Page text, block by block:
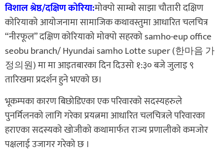
विशाल श्रेष्ठ/दक्षिण कोरिया:मोक्पो साम्बो साझा चौतारी दक्षिण
कोरियाको आयोजनामा सामाजिक कथावस्तुमा आधारित चलचित्र
“नीरफूल” दक्षिण कोरियाको मोक्पो सहरको samho-eup office
seobu branch/ Hyundai samho Lotte super (한마음 가
정의원) मा मा आइतबारका दिन दिउसो १:३० बजे जुलाइ ९
तारिखमा प्रदर्शन हुने भएको छ।
भूकम्पका कारण बिछोडिएका एक परिवारको सदस्यहरुले
पुनर्मिलनको लागि गरेका प्रयत्नमा आधारित चलचित्रले परिवारका
हराएका सदस्यको खोजीको कथामार्फत राज्य प्रणालीको कमजोर
पक्षलाई उजागर गरेको छ ।